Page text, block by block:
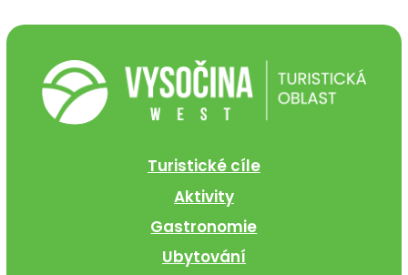
Turistické cíle
Aktivity
Gastronomie
Ubytování